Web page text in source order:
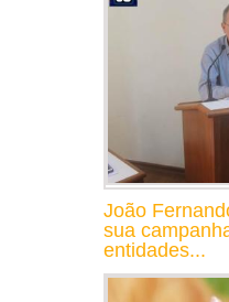
João
sua
entidades...